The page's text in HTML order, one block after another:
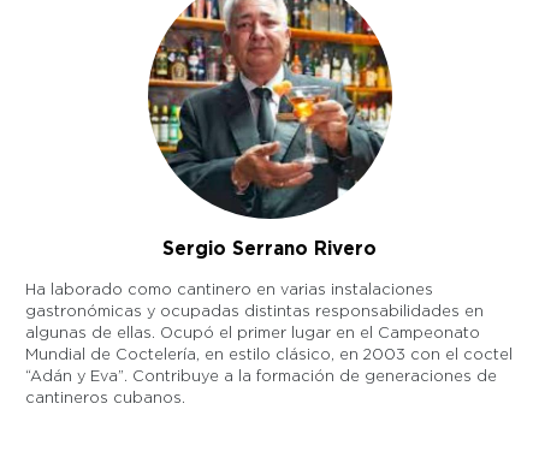
Sergio Serrano Rivero
Ha laborado como cantinero en varias instalaciones
gastronómicas y ocupadas distintas responsabilidades en
algunas de ellas. Ocupó el primer lugar en el Campeonato
Mundial de Coctelería, en estilo clásico, en 2003 con el coctel
“Adán y Eva”. Contribuye a la formación de generaciones de
cantineros cubanos.